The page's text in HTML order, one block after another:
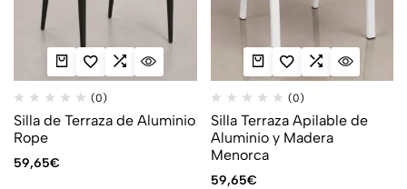
(0)
Silla de Terraza de Aluminio
Rope
59,65€
(0)
Silla Terraza Apilable de
Aluminio y Madera
Menorca
59,65€